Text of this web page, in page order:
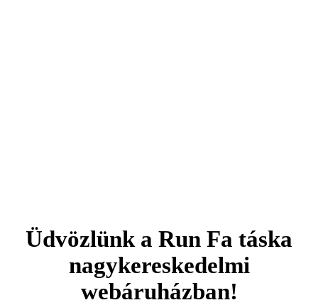
Üdvözlünk a Run Fa táska
nagykereskedelmi
webáruházban!